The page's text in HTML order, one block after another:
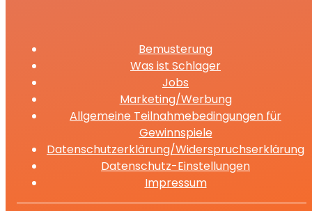
Bemusterung
Was ist Schlager
Jobs
Marketing/Werbung
Allgemeine Teilnahmebedingungen für
Gewinnspiele
Datenschutzerklärung/Widerspruchserklärung
Datenschutz-Einstellungen
Impressum